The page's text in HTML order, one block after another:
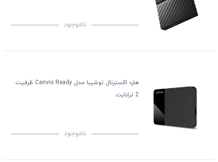
ناموجود
هارد اکسترنال توشیبا مدل Canvio Ready ظرفیت
2 ترابایت
ناموجود